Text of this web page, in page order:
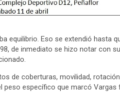
equilibrio. Eso se extendió hasta
de inmediato se hizo notar con
de coberturas, movilidad,
peso específico que marcó